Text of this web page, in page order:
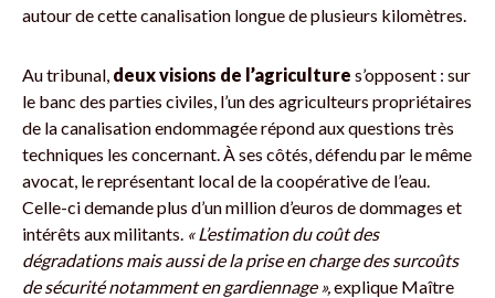
autour de cette canalisation longue de plusieurs kilomètres.
Au tribunal, deux visions de l’agriculture s’opposent : sur
le banc des parties civiles, l’un des agriculteurs propriétaires
de la canalisation endommagée répond aux questions très
techniques les concernant. À ses côtés, défendu par le même
avocat, le représentant local de la coopérative de l’eau.
Celle-ci demande plus d’un million d’euros de dommages et
intérêts aux militants. « L’estimation du coût des
dégradations mais aussi de la prise en charge des surcoûts
de sécurité notamment en gardiennage »,explique Maître